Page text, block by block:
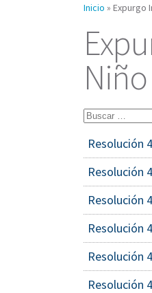
Inicio » Expurgo
Resolución
Resolución
Resolución
Resolución
Resolución
Resolución